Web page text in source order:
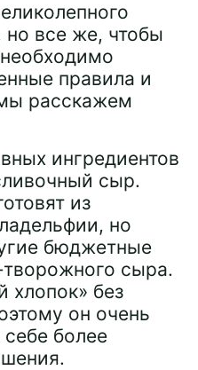
но все же, чтобы
правила и
расскажем
ингредиентов
сыр.
из
но
бюджетные
сыра.
хлопок» без
он очень
себе более